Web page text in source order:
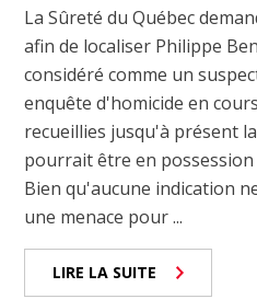
La Sûreté du Québec
afin de localiser Philippe
considéré comme un
enquête d'homicide en
recueillies jusqu'à présent
pourrait être en
Bien qu'aucune indication
une menace pour ...
LIRE LA SUITE